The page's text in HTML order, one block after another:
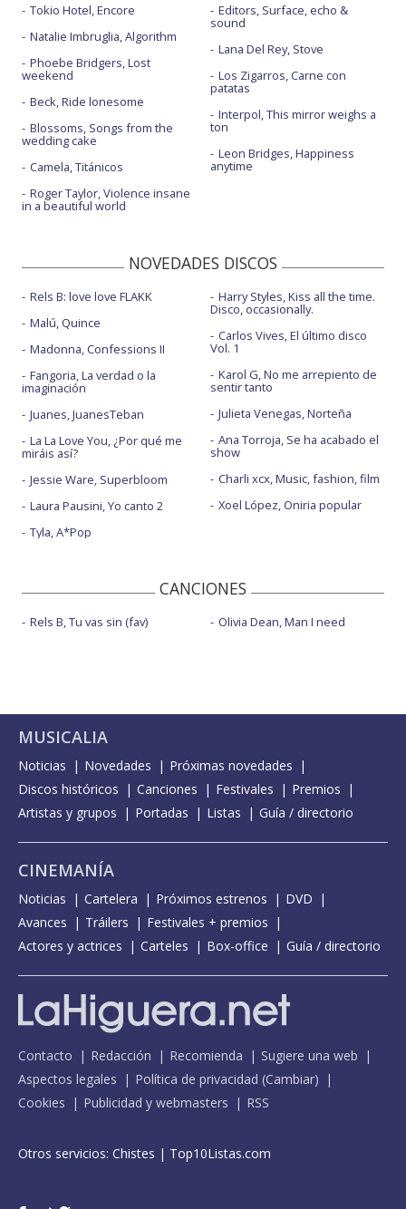
Tokio Hotel, Encore
Natalie Imbruglia, Algorithm
Phoebe Bridgers, Lost
weekend
Beck, Ride lonesome
Blossoms, Songs from the
wedding cake
Camela, Titánicos
Roger Taylor, Violence insane
in a beautiful world
Editors, Surface, echo &
sound
Lana Del Rey, Stove
Los Zigarros, Carne con
patatas
Interpol, This mirror weighs a
ton
Leon Bridges, Happiness
anytime
NOVEDADES DISCOS
Rels B: love love FLAKK
Malú, Quince
Madonna, Confessions II
Fangoria, La verdad o la
imaginación
Juanes, JuanesTeban
La La Love You, ¿Por qué me
miráis así?
Jessie Ware, Superbloom
Laura Pausini, Yo canto 2
Tyla, A*Pop
Harry Styles, Kiss all the time.
Disco, occasionally.
Carlos Vives, El último disco
Vol. 1
Karol G, No me arrepiento de
sentir tanto
Julieta Venegas, Norteña
Ana Torroja, Se ha acabado el
show
Charli xcx, Music, fashion, film
Xoel López, Oniria popular
CANCIONES
Rels B, Tu vas sin (fav) Olivia Dean, Man I need
MUSICALIA
Noticias Novedades
Próximas novedades
Discos históricos
Canciones Festivales
Premios
Artistas y grupos
Portadas Listas Guía / directorio
CINEMANÍA
Noticias Cartelera Próximos estrenos
DVD
Avances
Tráilers
Festivales + premios
Actores y actrices
Carteles Box-office Guía / directorio
Contacto Redacción Recomienda
Sugiere una web
Aspectos legales
Política de privacidad (Cambiar)
Cookies
Publicidad y webmasters RSS
Otros servicios: Chistes | Top10Listas.com